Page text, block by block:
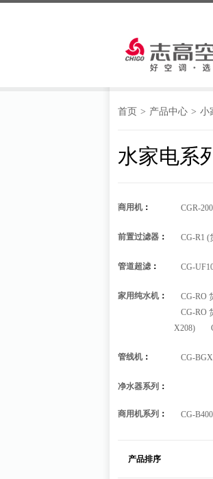
首页 > 产品中心 > 小
水家电系
商用机 ： CGR-
前置过滤器 ： CG-R1 (
管道超滤： CG-
家用纯水机 ： CG-RO
CG-RO
X208)
管线机 ： CG-
净水器系列 ：
商用机系列 ： CG-
产品排序